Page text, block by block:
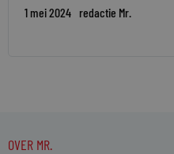
1 mei 2024 redactie Mr.
OVER MR.